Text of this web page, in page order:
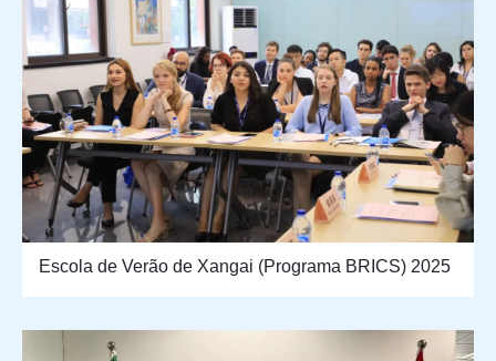
Escola de Verão de Xangai (Programa BRICS) 2025